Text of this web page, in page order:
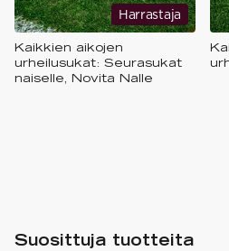
Harrastaja
Kaikkien aikojen
urheilusukat: Seurasukat
naiselle, Novita Nalle
Suosittuja tuotteita